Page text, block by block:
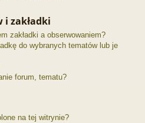
zakładki
zakładki a obserwowaniem?
do wybranych tematów lub je
forum, tematu?
na tej witrynie?